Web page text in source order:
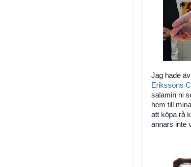
Jag hade
Erikssons
salamin ni
hem till
att köpa rå
annars inte